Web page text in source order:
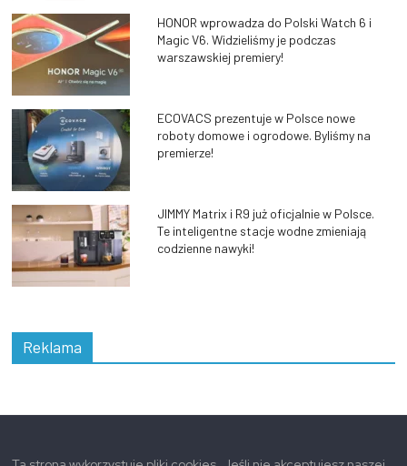
HONOR wprowadza do Polski Watch 6 i
Magic V6. Widzieliśmy je podczas
warszawskiej premiery!
ECOVACS prezentuje w Polsce nowe
roboty domowe i ogrodowe. Byliśmy na
premierze!
JIMMY Matrix i R9 już oficjalnie w Polsce.
Te inteligentne stacje wodne zmieniają
codzienne nawyki!
Reklama